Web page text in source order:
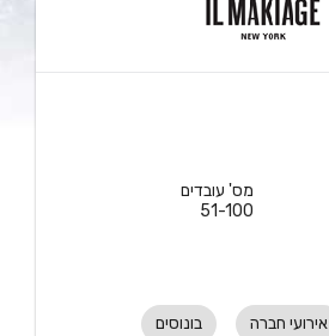
מס' עובדים
51-100
אירועי חברה בונוסים